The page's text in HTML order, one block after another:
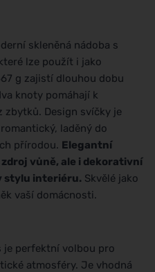
skleněná nádoba s
lze použít i jako
g zajistí dlouhou dobu
knoty pomáhají k
zbytků. Design svíčky je
laděný do
přírodou. Elegantní
vůně, ale i dekorativní
stylu interiéru. Skvělé jako
vaší domácnosti.
je perfektní volbou pro
atmosféry. Je vhodná